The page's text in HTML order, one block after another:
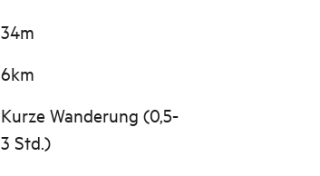
34m
6km
Kurze Wanderung (0,5-
3 Std.)